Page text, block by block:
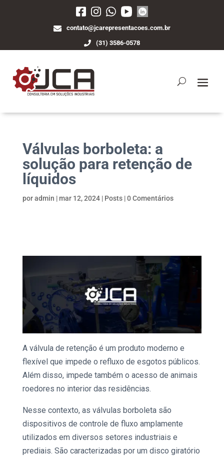
contato@jcarepresentacoes.com.br
(31) 3586-0578
Válvulas borboleta: a
solução para retenção de
líquidos
poradmin |mar 12, 2024| Posts|0 Comentários
A válvula de retenção é um produto moderno e
flexível que impede o refluxo de esgotos públicos.
Além disso, impede também o acesso de animais
roedores no interior das residências.
Nesse contexto, as válvulas borboletasão
dispositivos de controle de fluxo amplamente
utilizados em diversos setores industriais e
prediais. São caracterizadas por um disco giratório